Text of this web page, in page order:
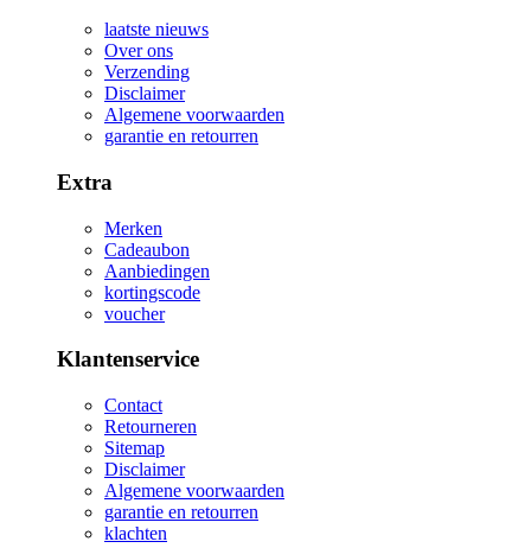
laatste nieuws
Over ons
Verzending
Disclaimer
Algemene voorwaarden
garantie en retourren
Extra
Merken
Cadeaubon
Aanbiedingen
kortingscode
voucher
Klantenservice
Contact
Retourneren
Sitemap
Disclaimer
Algemene voorwaarden
garantie en retourren
klachten